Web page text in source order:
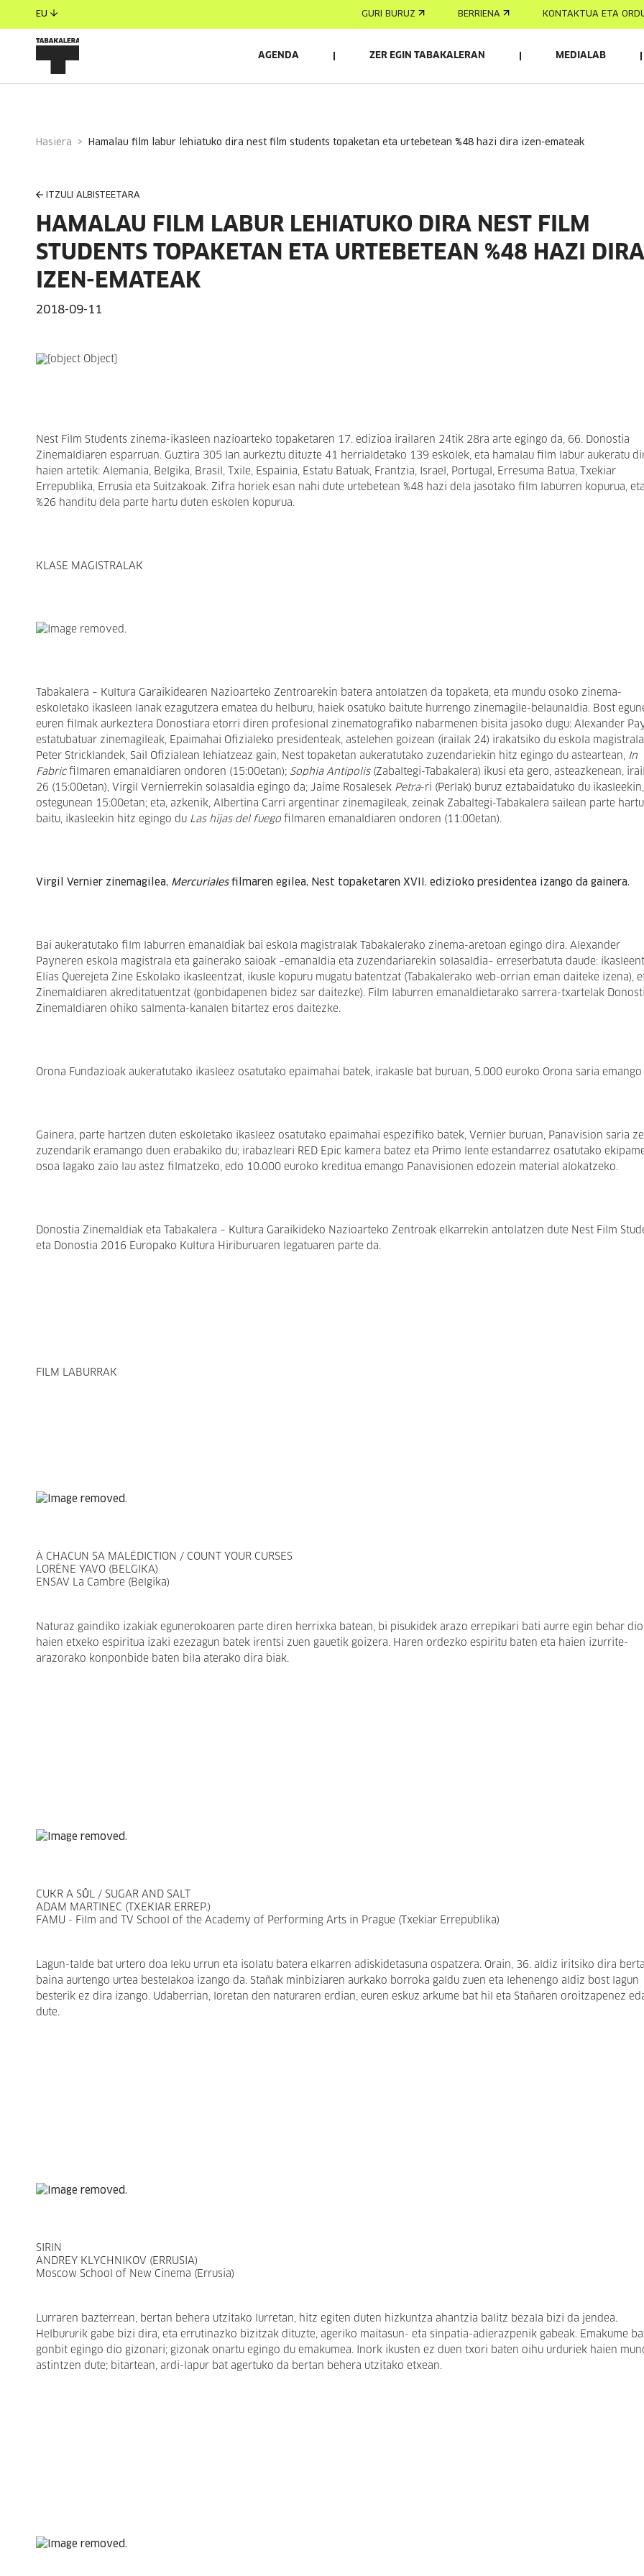
EU GURI BURUZ BERRIENA KONTAKTUA ETA
AGENDA ZER EGIN TABAKALERAN MEDIALAB
Hasiera hamalau film labur lehiatuko dira nest film students topaketan eta urtebetean %48 hazi dira izen-emateak
ITZULI ALBISTEETARA
HAMALAU FILM LABUR LEHIATUKO DIRA NEST FILM
STUDENTS TOPAKETAN ETA URTEBETEAN %48 HAZI DIRA
IZEN-EMATEAK
2018-09-11
Nest Film Students zinema-ikasleen nazioarteko topaketaren 17. edizioa irailaren 24tik 28ra arte egingo da, 66. Donostia
Zinemaldiaren esparruan. Guztira 305 lan aurkeztu dituzte 41 herrialdetako 139 eskolek, eta hamalau film labur aukeratu
haien artetik: Alemania, Belgika, Brasil, Txile, Espainia, Estatu Batuak, Frantzia, Israel, Portugal, Erresuma Batua, Txekiar
Errepublika, Errusia eta Suitzakoak. Zifra horiek esan nahi dute urtebetean %48 hazi dela jasotako film laburren kopurua,
%26 handitu dela parte hartu duten eskolen kopurua.
KLASE MAGISTRALAK
Tabakalera – Kultura Garaikidearen Nazioarteko Zentroarekin batera antolatzen da topaketa, eta mundu osoko zinema-
eskoletako ikasleen lanak ezagutzera ematea du helburu, haiek osatuko baitute hurrengo zinemagile-belaunaldia. Bost
euren filmak aurkeztera Donostiara etorri diren profesional zinematografiko nabarmenen bisita jasoko dugu: Alexander
estatubatuar zinemagileak, Epaimahai Ofizialeko presidenteak, astelehen goizean (irailak 24) irakatsiko du eskola
Peter Stricklandek, Sail Ofizialean lehiatzeaz gain, Nest topaketan aukeratutako zuzendariekin hitz egingo du asteartean, In
Fabricfilmaren emanaldiaren ondoren (15:00etan); Sophia Antipolis(Zabaltegi-Tabakalera) ikusi eta gero, asteazkenean,
26 (15:00etan), Virgil Vernierrekin solasaldia egingo da; Jaime Rosalesek Petra-ri (Perlak) buruz eztabaidatuko du ikasleekin,
ostegunean 15:00etan; eta, azkenik, Albertina Carri argentinar zinemagileak, zeinak Zabaltegi-Tabakalera sailean parte
baitu, ikasleekin hitz egingo du Las hijas del fuego filmaren emanaldiaren ondoren (11:00etan).
Virgil Vernier zinemagilea, Mercurialesfilmaren egilea, Nest topaketaren XVII. edizioko presidentea izango da gainera.
Bai aukeratutako film laburren emanaldiak bai eskola magistralak Tabakalerako zinema-aretoan egingo dira. Alexander
Payneren eskola magistrala eta gainerako saioak –emanaldia eta zuzendariarekin solasaldia– erreserbatuta daude:
Elías Querejeta Zine Eskolako ikasleentzat, ikusle kopuru mugatu batentzat (Tabakalerako web-orrian eman daiteke izena),
Zinemaldiaren akreditatuentzat (gonbidapenen bidez sar daitezke). Film laburren emanaldietarako sarrera-txartelak
Zinemaldiaren ohiko salmenta-kanalen bitartez eros daitezke.
Orona Fundazioak aukeratutako ikasleez osatutako epaimahai batek, irakasle bat buruan, 5.000 euroko Orona saria emango
Gainera, parte hartzen duten eskoletako ikasleez osatutako epaimahai espezifiko batek, Vernier buruan, Panavision saria
zuzendarik eramango duen erabakiko du; irabazleari RED Epic kamera batez eta Primo lente estandarrez osatutako
osoa lagako zaio lau astez filmatzeko, edo 10.000 euroko kreditua emango Panavisionen edozein material alokatzeko.
Donostia Zinemaldiak eta Tabakalera – Kultura Garaikideko Nazioarteko Zentroak elkarrekin antolatzen dute Nest Film
eta Donostia 2016 Europako Kultura Hiriburuaren legatuaren parte da.
FILM LABURRAK
À CHACUN SA MALÉDICTION / COUNT YOUR CURSES
LORÈNE YAVO (BELGIKA)
ENSAV La Cambre (Belgika)
Naturaz gaindiko izakiak egunerokoaren parte diren herrixka batean, bi pisukidek arazo errepikari bati aurre egin behar
haien etxeko espiritua izaki ezezagun batek irentsi zuen gauetik goizera. Haren ordezko espiritu baten eta haien izurrite-
arazorako konponbide baten bila aterako dira biak.
CUKR A SŮL / SUGAR AND SALT
ADAM MARTINEC (TXEKIAR ERREP.)
FAMU - Film and TV School of the Academy of Performing Arts in Prague (Txekiar Errepublika)
Lagun-talde bat urtero doa leku urrun eta isolatu batera elkarren adiskidetasuna ospatzera. Orain, 36. aldiz iritsiko dira
baina aurtengo urtea bestelakoa izango da. Stañak minbiziaren aurkako borroka galdu zuen eta lehenengo aldiz bost lagun
besterik ez dira izango. Udaberrian, loretan den naturaren erdian, euren eskuz arkume bat hil eta Stañaren oroitzapenez
dute.
SIRIN
ANDREY KLYCHNIKOV (ERRUSIA)
Moscow School of New Cinema (Errusia)
Lurraren bazterrean, bertan behera utzitako lurretan, hitz egiten duten hizkuntza ahantzia balitz bezala bizi da jendea.
Helbururik gabe bizi dira, eta errutinazko bizitzak dituzte, ageriko maitasun- eta sinpatia-adierazpenik gabeak. Emakume
gonbit egingo dio gizonari; gizonak onartu egingo du emakumea. Inork ikusten ez duen txori baten oihu urduriek haien
astintzen dute; bitartean, ardi-lapur bat agertuko da bertan behera utzitako etxean.